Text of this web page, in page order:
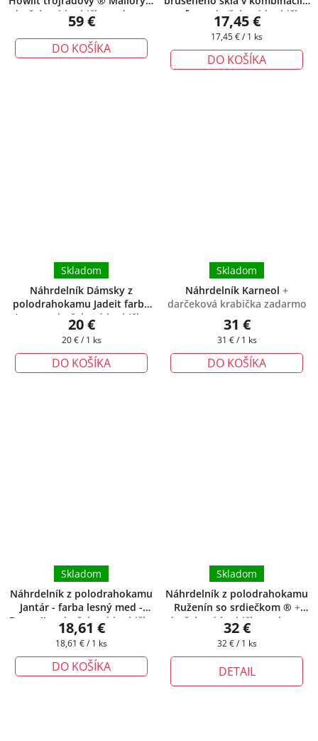
darčeková krabička zadarmo
59 €
DO KOŠÍKA
oceľou
+ darčeková krabička
zadarmo
17,45 €
Jednotková
17,45 € / 1 ks
DO KOŠÍKA
Náhrdelník Dámsky z
polodrahokamu Jadeit farba
topas
+ darčeková krabička
zadarmo
Skladom
20 €
Jednotková
20 € / 1 ks
DO KOŠÍKA
Náhrdelník Karneol +
darčeková krabička zadarmo
Skladom
31 €
Jednotková
31 € / 1 ks
DO KOŠÍKA
Náhrdelník z polodrahokamu
Jantár - farba lesný med -
Darya II.
+ darčeková krabička
zadarmo
Skladom
18,61 €
Jednotková
18,61 € / 1 ks
DO KOŠÍKA
Náhrdelník z polodrahokamu
Ruženín so srdiečkom ® +
darčeková krabička zadarmo
Skladom
32 €
Jednotková
32 € / 1 ks
DETAIL